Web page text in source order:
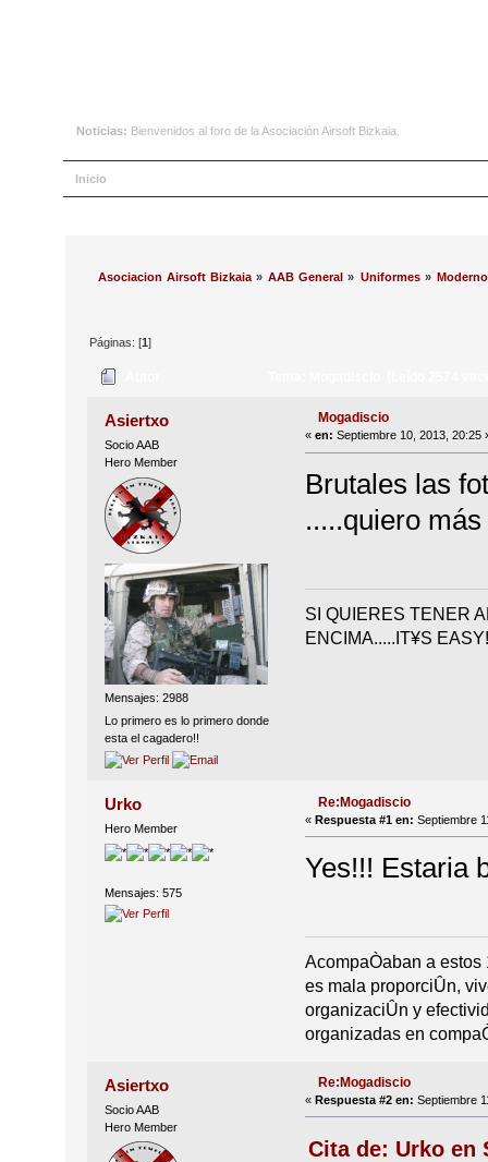
Noticias: Bienvenidos al foro de la Asociación Airsoft Bizkaia.
Inicio
Asociacion Airsoft Bizkaia » AAB General » Uniformes» Moderno
Páginas: [1]
Asiertxo
Socio AAB
Hero Member
Mensajes: 2988
Lo primero es lo primero donde
esta el cagadero!!
Mogadiscio
« en: Septiembre 10, 2013, 20:25
Brutales las
.....quiero
SI QUIERES TENER
ENCIMA.....IT¥S
Urko
Hero Member
Mensajes: 575
Re:Mogadiscio
« Respuesta #1 en: Septiembre
Yes!!! Estaria
AcompaÒaban a
es mala proporciÛn,
organizaciÛn y
organizadas en
Asiertxo
Socio AAB
Hero Member
Re:Mogadiscio
« Respuesta #2 en: Septiembre
Cita de: Urko en